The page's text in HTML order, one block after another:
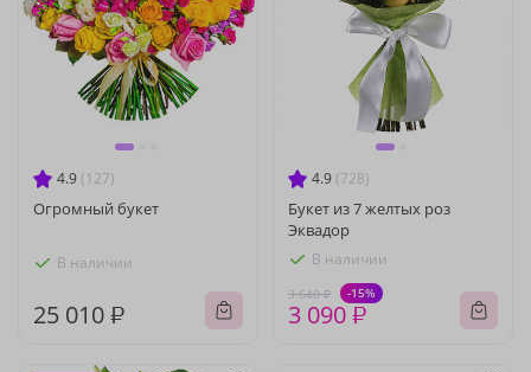
4.9 (127)
Огромный букет
В наличии
25 010 ₽
4.9 (728)
Букет из 7 желтых роз
Эквадор
В наличии
3 640 ₽ -15%
3 090 ₽